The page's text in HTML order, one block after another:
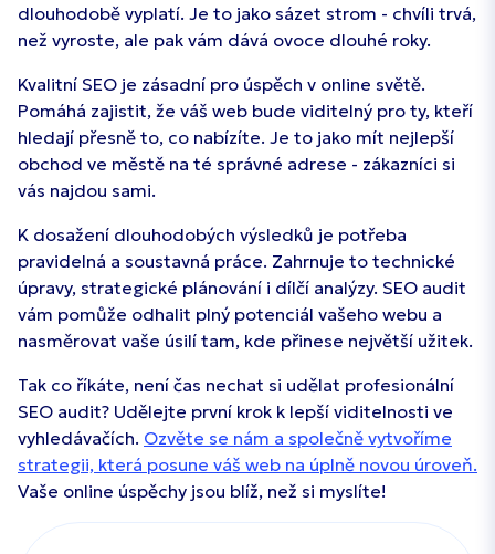
dlouhodobě vyplatí. Je to jako sázet strom - chvíli trvá,
než vyroste, ale pak vám dává ovoce dlouhé roky.
Kvalitní SEO je zásadní pro úspěch v online světě.
Pomáhá zajistit, že váš web bude viditelný pro ty, kteří
hledají přesně to, co nabízíte. Je to jako mít nejlepší
obchod ve městě na té správné adrese - zákazníci si
vás najdou sami.
K dosažení dlouhodobých výsledků je potřeba
pravidelná a soustavná práce. Zahrnuje to technické
úpravy, strategické plánování i dílčí analýzy. SEO audit
vám pomůže odhalit plný potenciál vašeho webu a
nasměrovat vaše úsilí tam, kde přinese největší užitek.
Tak co říkáte, není čas nechat si udělat profesionální
SEO audit? Udělejte první krok k lepší viditelnosti ve
vyhledávačích. Ozvěte se nám a společně vytvoříme
strategii, která posune váš web na úplně novou úroveň.
Vaše online úspěchy jsou blíž, než si myslíte!